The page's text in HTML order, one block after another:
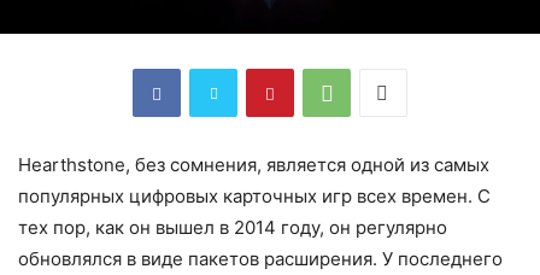
Hearthstone, без сомнения, является одной из самых
популярных цифровых карточных игр всех времен. С
тех пор, как он вышел в 2014 году, он регулярно
обновлялся в виде пакетов расширения. У последнего